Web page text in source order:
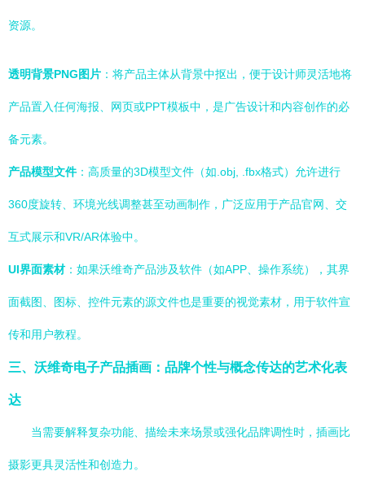
资源。
透明背景PNG图片 ：将产品主体从背景中抠出，便于设计师灵活地将
产品置入任何海报、网页或PPT模板中，是广告设计和内容创作的必
备元素。
产品模型文件：高质量的3D模型文件（如.obj, .fbx格式）允许进行
360度旋转、环境光线调整甚至动画制作，广泛应用于产品官网、交
互式展示和VR/AR体验中。
UI界面素材：如果沃维奇产品涉及软件（如APP、操作系统），其界
面截图、图标、控件元素的源文件也是重要的视觉素材，用于软件宣
传和用户教程。
三、沃维奇电子产品插画：品牌个性与概念传达的艺术化表
达
当需要解释复杂功能、描绘未来场景或强化品牌调性时，插画比
摄影更具灵活性和创造力。